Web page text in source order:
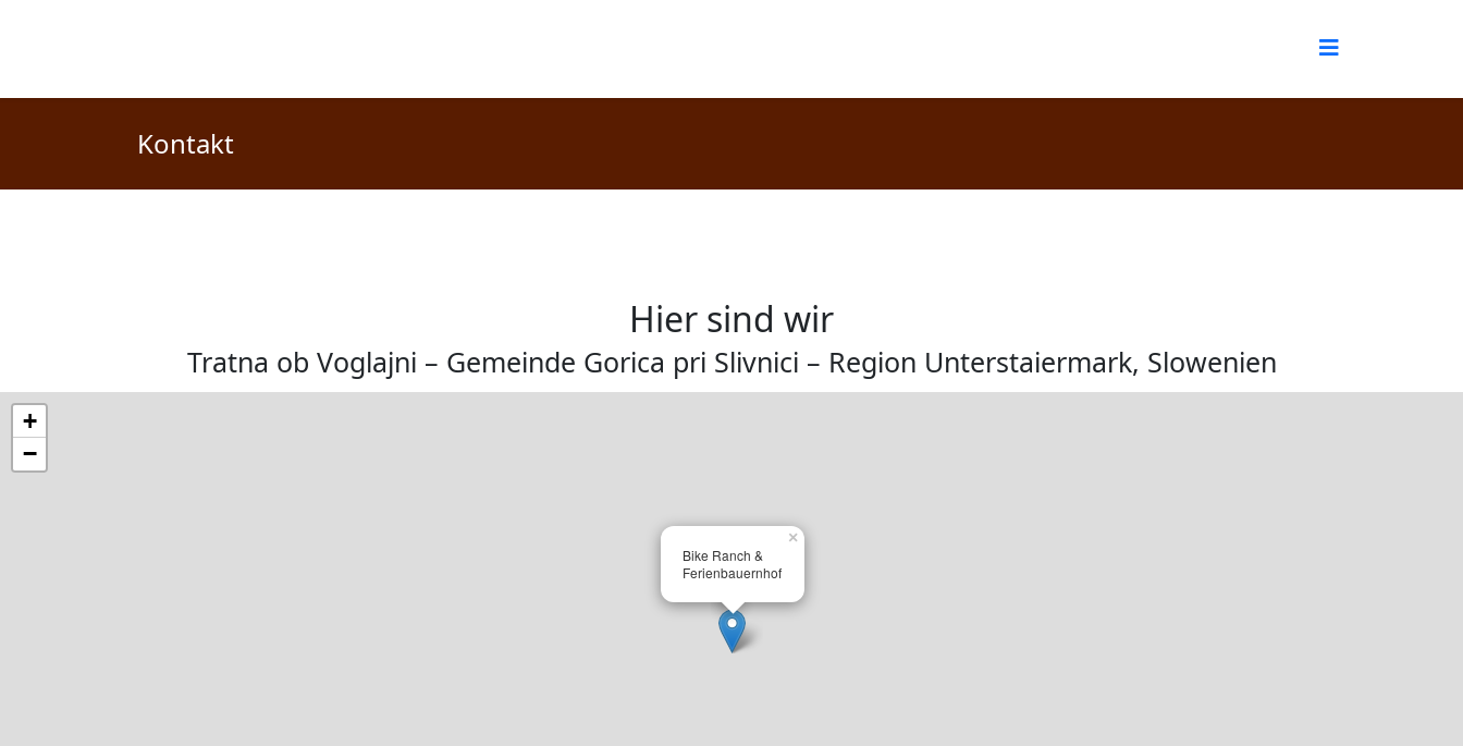
Kontakt
Hier sind wir
Tratna ob Voglajni – Gemeinde Gorica pri Slivnici – Region Unterstaiermark, Slowenien
Bike Ranch &
Ferienbauernhof
×
+
−